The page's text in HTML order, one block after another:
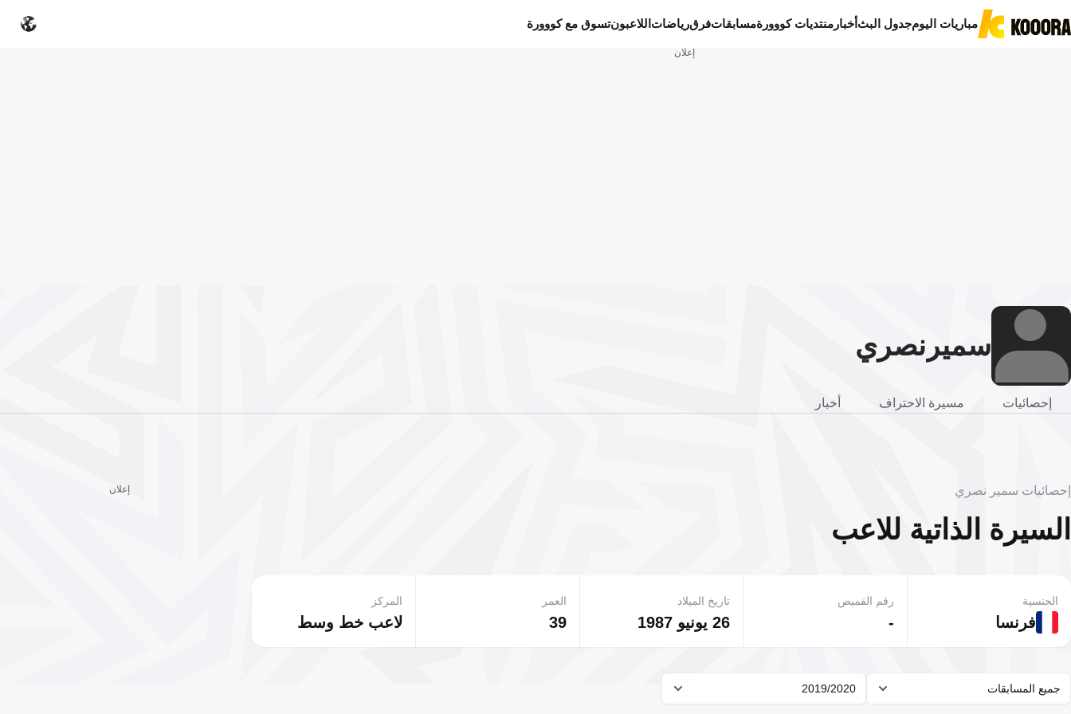
مباريات اليومجدول البثأخبار منتديات كووورةمسابقاتفرقرياضات اللاعبونتسوق مع كووورة
إعلان
سمير نصري
إحصائيات مسيرة الاحتراف أخبار
إحصائيات سمير نصري
السيرة الذاتية للاعب
فرنسا
الجنسية
-
رقم القميص
26 يونيو 1987
تاريخ الميلاد
39
العمر
لاعب خط وسط
المركز
جميع المسابقات 2019/2020
إعلان